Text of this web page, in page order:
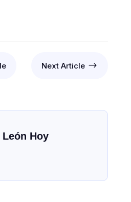
Next Article $
León Hoy